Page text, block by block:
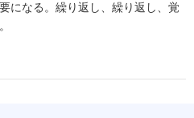
になる。繰り返し、繰り返し、覚